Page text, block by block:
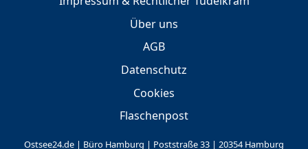
Über uns
AGB
Datenschutz
Cookies
Flaschenpost
Ostsee24.de | Büro Hamburg | Poststraße 33 | 20354 Hamburg